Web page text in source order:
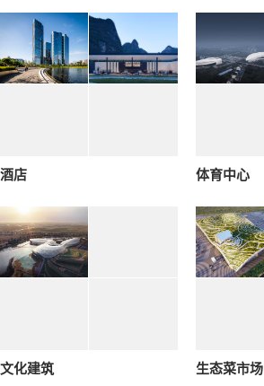
酒店 体育中心
文化建筑 生态菜市场